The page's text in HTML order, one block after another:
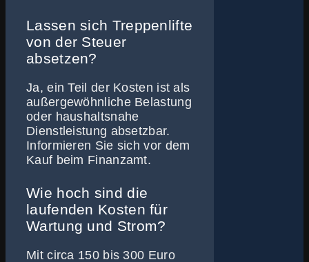
Lassen sich Treppenlifte
von der Steuer
absetzen?
Ja, ein Teil der Kosten ist als
außergewöhnliche Belastung
oder haushaltsnahe
Dienstleistung absetzbar.
Informieren Sie sich vor dem
Kauf beim Finanzamt.
Wie hoch sind die
laufenden Kosten für
Wartung und Strom?
Mit circa 150 bis 300 Euro